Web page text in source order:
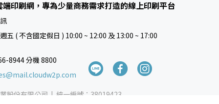
端印刷網，專為少量商務需求打造的線上印刷平台
五 ( 不含國定假日 ) 10:00 ~ 12:00 及 13:00 ~ 17:00
8944 分機 8800
股份有限公司 | 統一編號：38019423